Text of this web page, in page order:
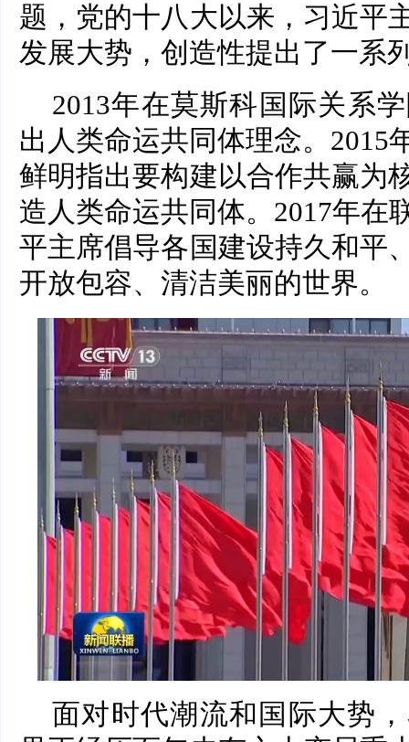
题，党的十八大以来，习近平
发展大势，创造性提出了一系
2013年在莫斯科国际关系
出人类命运共同体理念。2015
鲜明指出要构建以合作共赢为
造人类命运共同体。2017年在
平主席倡导各国建设持久和平
开放包容、清洁美丽的世界。
面对时代潮流和国际大势